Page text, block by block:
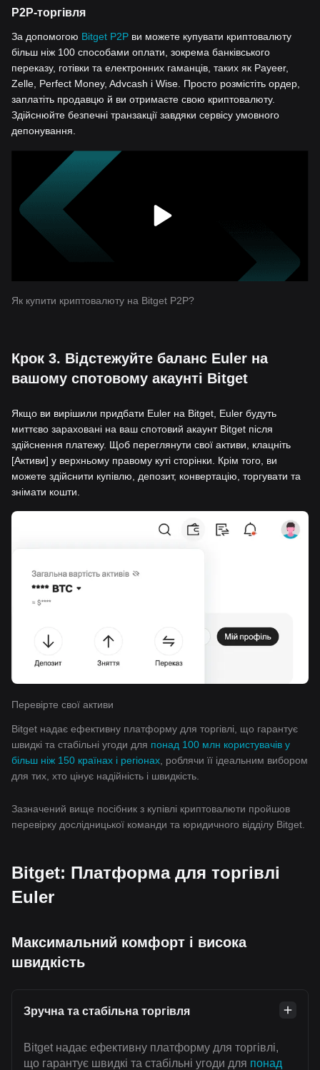
P2P-торгівля
За допомогою Bitget P2P ви можете купувати криптовалюту
більш ніж 100 способами оплати, зокрема банківського
переказу, готівки та електронних гаманців, таких як Payeer,
Zelle, Perfect Money, Advcash і Wise. Просто розмістіть ордер,
заплатіть продавцю й ви отримаєте свою криптовалюту.
Здійснюйте безпечні транзакції завдяки сервісу умовного
депонування.
Як купити криптовалюту на Bitget P2P?
Крок 3. Відстежуйте баланс Euler на
вашому спотовому акаунті Bitget
Якщо ви вирішили придбати Euler на Bitget, Euler будуть
миттєво зараховані на ваш спотовий акаунт Bitget після
здійснення платежу. Щоб переглянути свої активи, клацніть
[Активи] у верхньому правому куті сторінки. Крім того, ви
можете здійснити купівлю, депозит, конвертацію, торгувати та
знімати кошти.
Перевірте свої активи
Bitget надає ефективну платформу для торгівлі, що гарантує
швидкі та стабільні угоди для понад 100 млн користувачів у
більш ніж 150 країнах і регіонах , роблячи її ідеальним вибором
для тих, хто цінує надійність і швидкість.
Зазначений вище посібник з купівлі криптовалюти пройшов
перевірку дослідницької команди та юридичного відділу Bitget.
Bitget: Платформа для торгівлі
Euler
Максимальний комфорт і висока
швидкість
Зручна та стабільна торгівля
Bitget надає ефективну платформу для торгівлі,
що гарантує швидкі та стабільні угоди для понад